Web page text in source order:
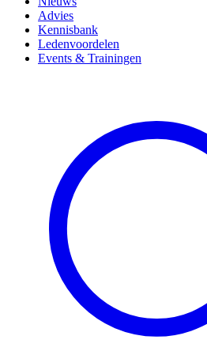
Advies
Kennisbank
Ledenvoordelen
Events & Trainingen